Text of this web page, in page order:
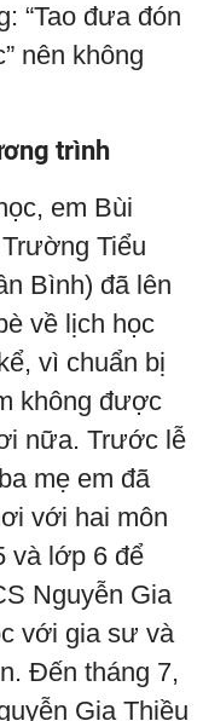
“Tao đưa đón
nên không
trình
em Bùi
Tiểu
Bình) đã lên
về lịch học
vì chuẩn bị
không được
nữa. Trước lễ
mẹ em đã
với hai môn
và lớp 6 để
Nguyễn Gia
với gia sư và
Đến tháng 7,
Gia Thiều